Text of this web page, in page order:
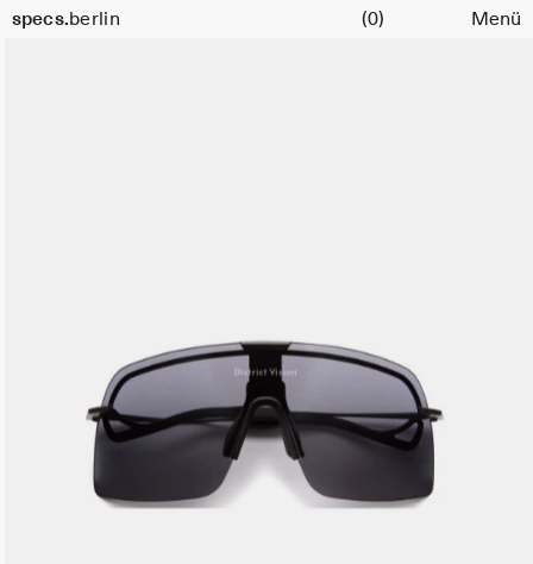
specs.berlin
Warenkorb (0) Menü